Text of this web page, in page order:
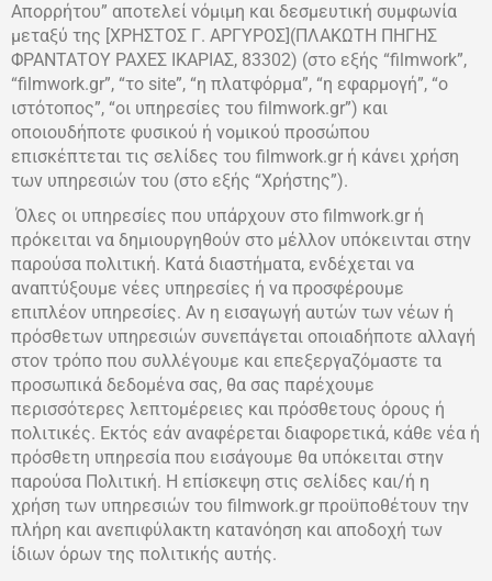
Απορρήτου” αποτελεί νόμιμη και δεσμευτική συμφωνία
μεταξύ της [ΧΡΗΣΤΟΣ Γ. ΑΡΓΥΡΟΣ](ΠΛΑΚΩΤΗ ΠΗΓΗΣ
ΦΡΑΝΤΑΤΟΥ ΡΑΧΕΣ ΙΚΑΡΙΑΣ, 83302) (στο εξής “filmwork”,
“filmwork.gr”, “το site”, “η πλατφόρμα”, “η εφαρμογή”, “ο
ιστότοπος”, “οι υπηρεσίες του filmwork.gr”) και
οποιουδήποτε φυσικού ή νομικού προσώπου
επισκέπτεται τις σελίδες του filmwork.gr ή κάνει χρήση
των υπηρεσιών του (στο εξής “Χρήστης”).
Όλες οι υπηρεσίες που υπάρχουν στο filmwork.gr ή
πρόκειται να δημιουργηθούν στο μέλλον υπόκεινται στην
παρούσα πολιτική. Κατά διαστήματα, ενδέχεται να
αναπτύξουμε νέες υπηρεσίες ή να προσφέρουμε
επιπλέον υπηρεσίες. Αν η εισαγωγή αυτών των νέων ή
πρόσθετων υπηρεσιών συνεπάγεται οποιαδήποτε αλλαγή
στον τρόπο που συλλέγουμε και επεξεργαζόμαστε τα
προσωπικά δεδομένα σας, θα σας παρέχουμε
περισσότερες λεπτομέρειες και πρόσθετους όρους ή
πολιτικές. Εκτός εάν αναφέρεται διαφορετικά, κάθε νέα ή
πρόσθετη υπηρεσία που εισάγουμε θα υπόκειται στην
παρούσα Πολιτική. Η επίσκεψη στις σελίδες και/ή η
χρήση των υπηρεσιών του filmwork.gr προϋποθέτουν την
πλήρη και ανεπιφύλακτη κατανόηση και αποδοχή των
ίδιων όρων της πολιτικής αυτής.